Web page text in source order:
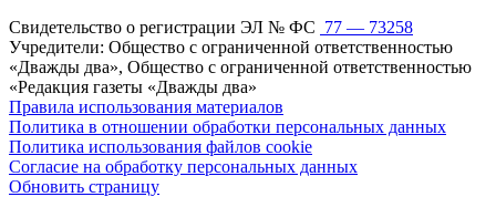
Свидетельство о регистрации ЭЛ № ФС 77 — 73258
Учредители: Общество с ограниченной ответственностью
«Дважды два», Общество с ограниченной ответственностью
«Редакция газеты «Дважды два»
Правила использования материалов
Политика в отношении обработки персональных данных
Политика использования файлов cookie
Согласие на обработку персональных данных
Обновить страницу